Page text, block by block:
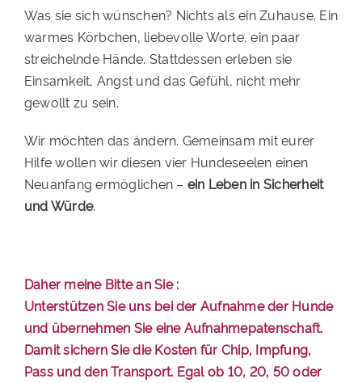
Was sie sich wünschen? Nichts als ein Zuhause. Ein
warmes Körbchen, liebevolle Worte, ein paar
streichelnde Hände. Stattdessen erleben sie
Einsamkeit, Angst und das Gefühl, nicht mehr
gewollt zu sein.
Wir möchten das ändern. Gemeinsam mit eurer
Hilfe wollen wir diesen vier Hundeseelen einen
Neuanfang ermöglichen – ein Leben in Sicherheit
und Würde.
Daher meine Bitte an Sie :
Unterstützen Sie uns bei der Aufnahme der Hunde
und übernehmen Sie eine Aufnahmepatenschaft.
Damit sichern Sie die Kosten für Chip, Impfung,
Pass und den Transport. Egal ob 10, 20, 50 oder